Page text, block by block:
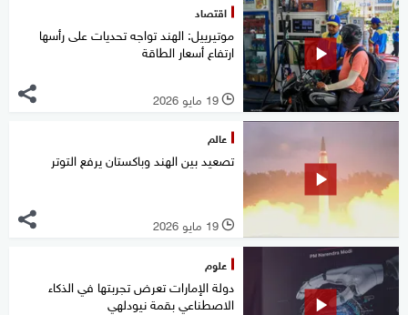
اقتصاد
موتيرييل: الهند تواجه تحديات على رأسها
ارتفاع أسعار الطاقة
l 19 مايو 2026
عالم
تصعيد بين الهند وباكستان يرفع التوتر
l 19 مايو 2026
علوم
دولة الإمارات تعرض تجربتها في الذكاء
الاصطناعي بقمة نيودلهي